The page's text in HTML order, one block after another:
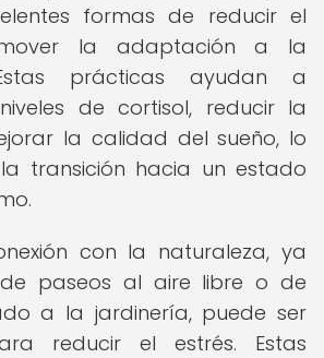
formas de reducir el
la adaptación a la
prácticas ayudan a
de cortisol, reducir la
la calidad del sueño, lo
transición hacia un estado
con la naturaleza, ya
paseos al aire libre o de
a la jardinería, puede ser
reducir el estrés. Estas